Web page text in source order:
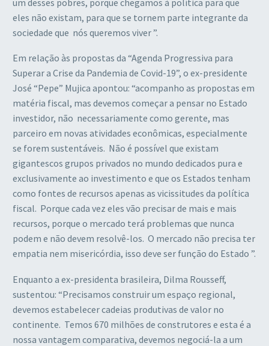
eles não existam, para que se tornem parte integrante da
sociedade que nós queremos viver ”.
Em relação às propostas da “Agenda Progressiva para
Superar a Crise da Pandemia de Covid-19”, o ex-presidente
José “Pepe” Mujica apontou: “acompanho as propostas em
matéria fiscal, mas devemos começar a pensar no Estado
investidor, não necessariamente como gerente, mas
parceiro em novas atividades econômicas, especialmente
se forem sustentáveis. Não é possível que existam
gigantescos grupos privados no mundo dedicados pura e
exclusivamente ao investimento e que os Estados tenham
como fontes de recursos apenas as vicissitudes da política
fiscal. Porque cada vez eles vão precisar de mais e mais
recursos, porque o mercado terá problemas que nunca
podem e não devem resolvê-los. O mercado não precisa ter
empatia nem misericórdia, isso deve ser função do Estado ”.
Enquanto a ex-presidenta brasileira, Dilma Rousseff,
sustentou: “Precisamos construir um espaço regional,
devemos estabelecer cadeias produtivas de valor no
continente. Temos 670 milhões de construtores e esta é a
nossa vantagem comparativa, devemos negociá-la a um